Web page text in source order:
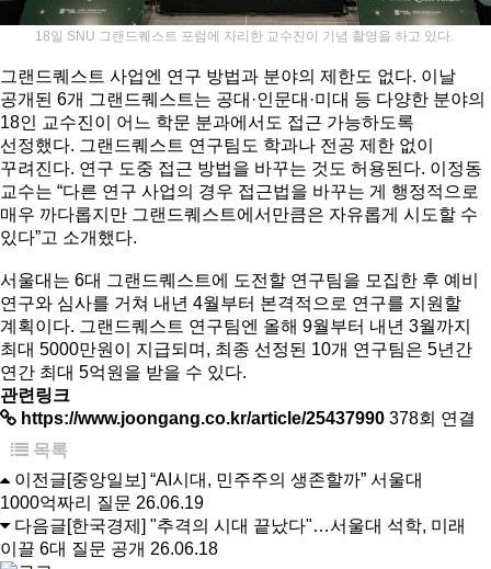
18일 SNU 그랜드퀘스트 포럼에 자리한 교수진이 기념 촬영을 하고 있다.
그랜드퀘스트 사업엔 연구 방법과 분야의 제한도 없다. 이날
공개된 6개 그랜드퀘스트는 공대·인문대·미대 등 다양한 분야의
18인 교수진이 어느 학문 분과에서도 접근 가능하도록
선정했다. 그랜드퀘스트 연구팀도 학과나 전공 제한 없이
꾸려진다. 연구 도중 접근 방법을 바꾸는 것도 허용된다. 이정동
교수는 “다른 연구 사업의 경우 접근법을 바꾸는 게 행정적으로
매우 까다롭지만 그랜드퀘스트에서만큼은 자유롭게 시도할 수
있다”고 소개했다.
서울대는 6대 그랜드퀘스트에 도전할 연구팀을 모집한 후 예비
연구와 심사를 거쳐 내년 4월부터 본격적으로 연구를 지원할
계획이다. 그랜드퀘스트 연구팀엔 올해 9월부터 내년 3월까지
최대 5000만원이 지급되며, 최종 선정된 10개 연구팀은 5년간
연간 최대 5억원을 받을 수 있다.
관련링크
https://www.joongang.co.kr/article/25437990 378회 연결
목록
이전글[중앙일보] “AI시대, 민주주의 생존할까” 서울대
1000억짜리 질문 26.06.19
다음글[한국경제] "추격의 시대 끝났다"…서울대 석학, 미래
이끌 6대 질문 공개 26.06.18